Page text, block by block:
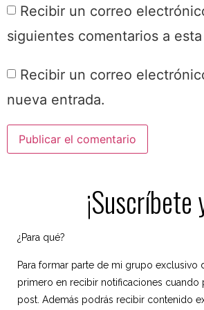
Recibir un correo
siguientes comentarios a
Recibir un correo
nueva entrada.
¡Suscríbete
¿Para qué?
Para formar parte de mi grupo exclusivo
primero en recibir notificaciones cuando
post. Además podrás recibir contenido